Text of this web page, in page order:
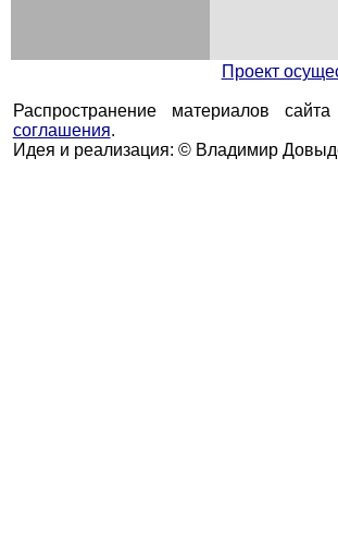
Проект
Распространение материалов
соглашения.
Идея и реализация: © Владимир